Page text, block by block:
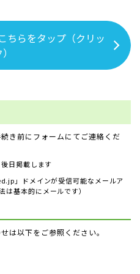
ちらをタップ（クリッ
き前にフォームにてご連絡くだ
日掲載します
」ドメインが受信可能なメールア
は基本的にメールです）
は以下をご参照ください。